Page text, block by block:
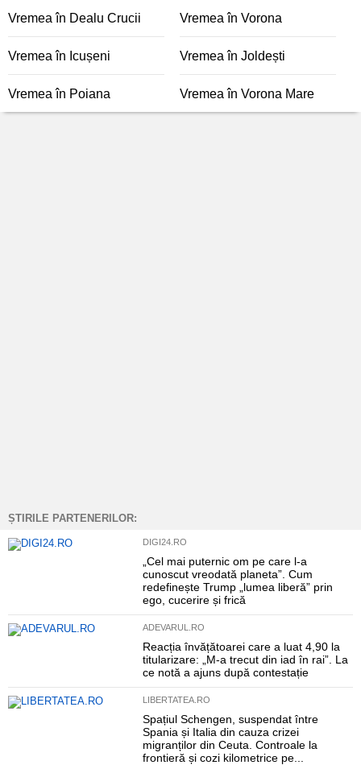
Vremea în Dealu Crucii Vremea în Vorona
Vremea în Icușeni Vremea în Joldești
Vremea în Poiana Vremea în Vorona Mare
ȘTIRILE PARTENERILOR:
DIGI24.RO
„Cel mai puternic om pe care l-a
cunoscut vreodată planeta”. Cum
redefinește Trump „lumea liberă” prin
ego, cucerire și frică
ADEVARUL.RO
Reacția învățătoarei care a luat 4,90 la
titularizare: „M-a trecut din iad în rai”. La
ce notă a ajuns după contestație
LIBERTATEA.RO
Spațiul Schengen, suspendat între
Spania și Italia din cauza crizei
migranților din Ceuta. Controale la
frontieră și cozi kilometrice pe...